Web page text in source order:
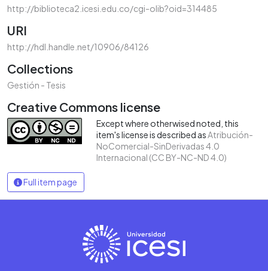
http://biblioteca2.icesi.edu.co/cgi-olib?oid=314485
URI
http://hdl.handle.net/10906/84126
Collections
Gestión - Tesis
Creative Commons license
Except where otherwised noted, this
item's license is described asAtribución-
NoComercial-SinDerivadas 4.0
Internacional (CC BY-NC-ND 4.0)
Full item page